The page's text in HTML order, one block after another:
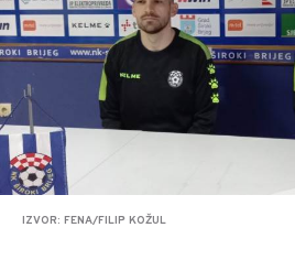
IZVOR: FENA/FILIP KOŽUL